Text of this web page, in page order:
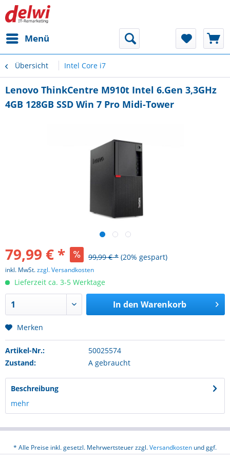
Menü
Übersicht Intel Core i7
Lenovo ThinkCentre M910t Intel 6.Gen 3,3GHz
4GB 128GB SSD Win 7 Pro Midi-Tower
79,99 € * 99,99 € * (20% gespart)
inkl. MwSt.zzgl. Versandkosten
Lieferzeit ca. 3-5 Werktage
In den Warenkorb
Merken
Artikel-Nr.:
50025574
Zustand:
A gebraucht
Beschreibung
mehr
* Alle Preise inkl. gesetzl. Mehrwertsteuer zzgl.Versandkosten und ggf.